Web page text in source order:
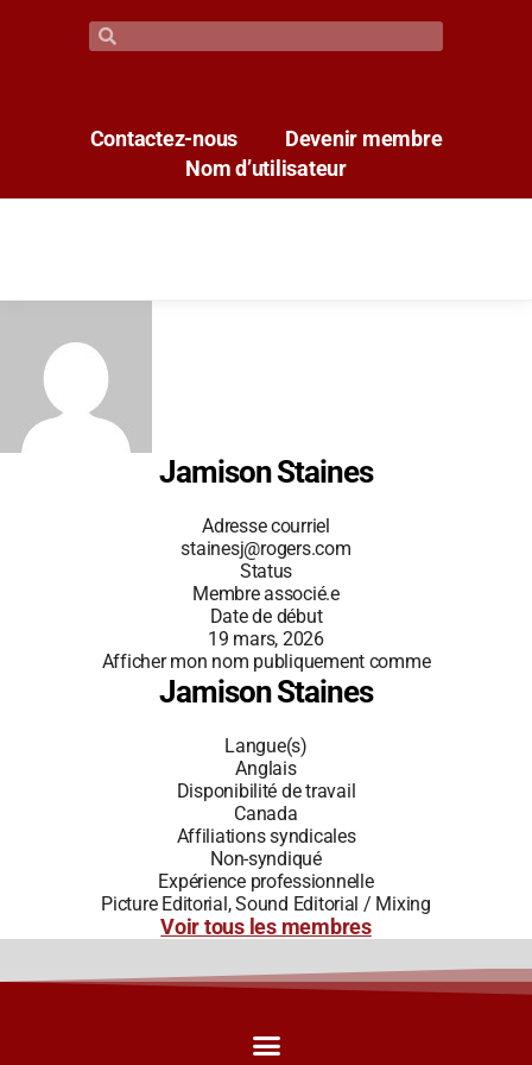
Contactez-nous
Devenir membre
Nom d’utilisateur
Jamison Staines
Adresse courriel
stainesj@rogers.com
Status
Membre associé.e
Date de début
19 mars, 2026
Afficher mon nom publiquement comme
Jamison Staines
Langue(s)
Anglais
Disponibilité de travail
Canada
Affiliations syndicales
Non-syndiqué
Expérience professionnelle
Picture Editorial, Sound Editorial / Mixing
Voir tous les membres